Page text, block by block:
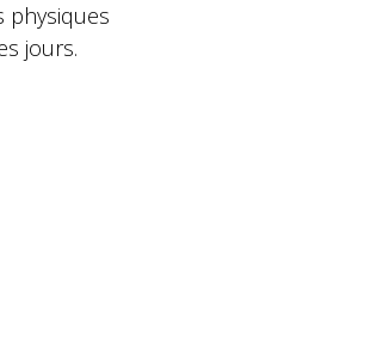
physiques
jours.